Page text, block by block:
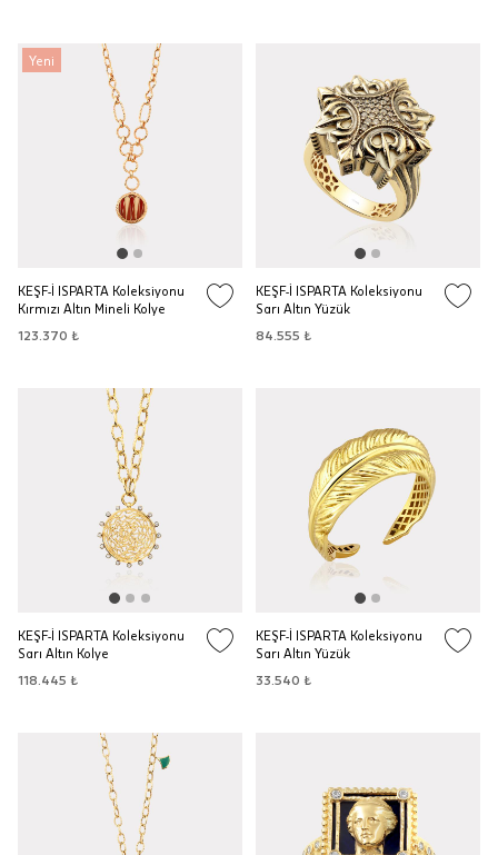
Yeni
KEŞF-İ ISPARTA Koleksiyonu
Kırmızı Altın Mineli Kolye
123.370 ₺
KEŞF-İ ISPARTA Koleksiyonu
Sarı Altın Yüzük
84.555 ₺
KEŞF-İ ISPARTA Koleksiyonu
Sarı Altın Kolye
118.445 ₺
KEŞF-İ ISPARTA Koleksiyonu
Sarı Altın Yüzük
33.540 ₺